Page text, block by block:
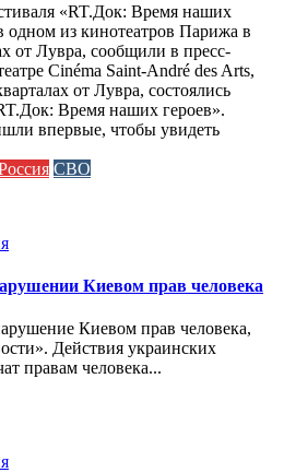
«RT.Док: Время наших
одном из кинотеатров Парижа в
от Лувра, сообщили в пресс-
Cinéma Saint-André des Arts,
от Лувра, состоялись
Время наших героев».
впервые, чтобы увидеть
СВО
Киевом прав человека
Киевом прав человека,
Действия украинских
правам человека...